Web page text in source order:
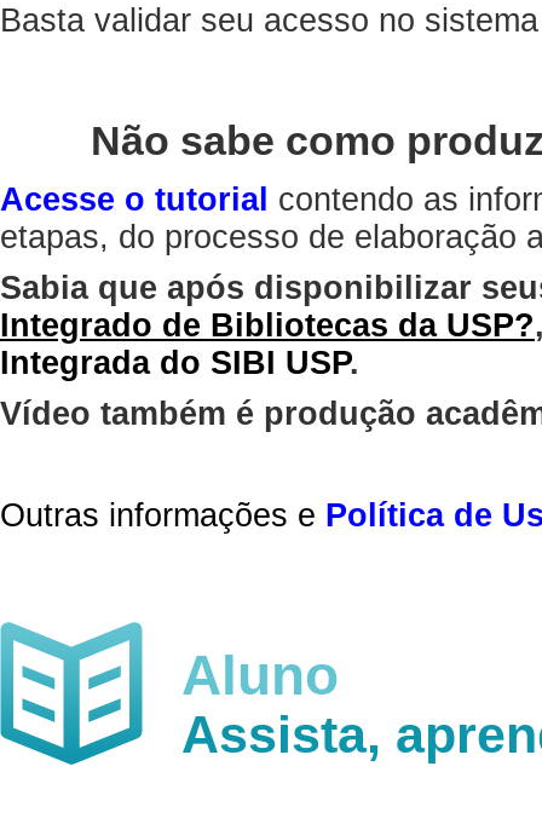
Basta validar seu acesso no
Não sabe como
Acesse o tutorial contendo as
etapas, do processo de elaboração
Sabia que após disponibilizar
Integrado de Bibliotecas da USP?
Integrada do SIBI USP.
Vídeo também é produção
Outras informações e Política de
Aluno
Assista,